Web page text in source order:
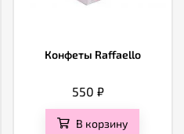
Конфеты Raffaello
550 ₽
В корзину